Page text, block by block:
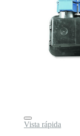
Vista rápida